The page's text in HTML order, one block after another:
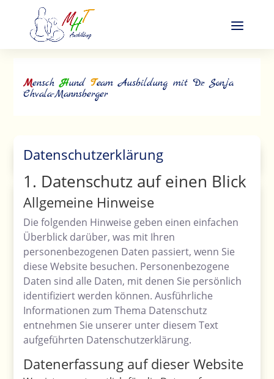
MenschHundTeam Ausbildung mit Dr. Sonja
Chvala-Mannsberger
Datenschutzerklärung
1. Datenschutz auf einen Blick
Allgemeine Hinweise
Die folgenden Hinweise geben einen einfachen
Überblick darüber, was mit Ihren
personenbezogenen Daten passiert, wenn Sie
diese Website besuchen. Personenbezogene
Daten sind alle Daten, mit denen Sie persönlich
identifiziert werden können. Ausführliche
Informationen zum Thema Datenschutz
entnehmen Sie unserer unter diesem Text
aufgeführten Datenschutzerklärung.
Datenerfassung auf dieser Website